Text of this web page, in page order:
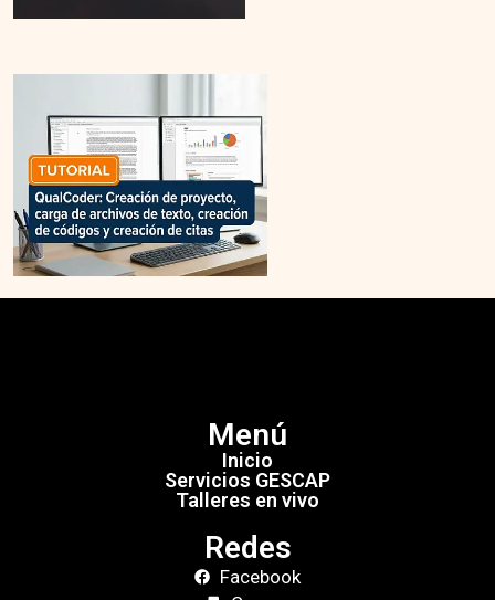
Menú
Inicio
Servicios GESCAP
Talleres en vivo
Redes
Facebook